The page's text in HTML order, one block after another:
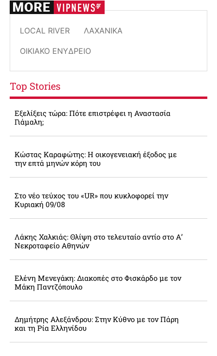
LOCAL RIVER ΛΑΧΑΝΙΚΆ
ΟΙΚΙΑΚΌ ΕΝΥΔΡΕΊΟ
Top Stories
Εξελίξεις τώρα: Πότε επιστρέφει η Αναστασία
Γιάμαλη;
Κώστας Καραφώτης: Η οικογενειακή έξοδος με
την επτά μηνών κόρη του
Στο νέο τεύχος του «UR» που κυκλοφορεί την
Κυριακή 09/08
Λάκης Χαλκιάς: Θλίψη στο τελευταίο αντίο στο Α’
Νεκροταφείο Αθηνών
Ελένη Μενεγάκη: Διακοπές στο Φισκάρδο με τον
Μάκη Παντζόπουλο
Δημήτρης Αλεξάνδρου: Στην Κύθνο με τον Πάρη
και τη Ρία Ελληνίδου